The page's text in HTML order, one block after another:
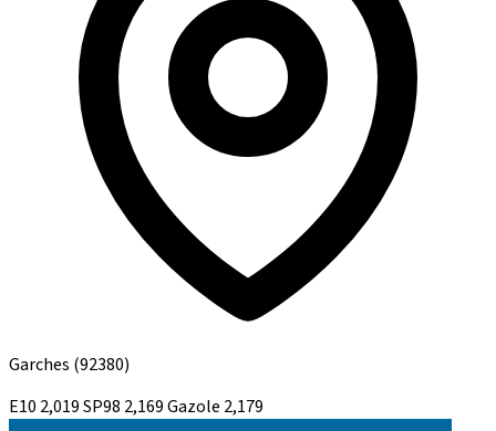
Garches (92380)
E10 2,019SP98 2,169Gazole 2,179